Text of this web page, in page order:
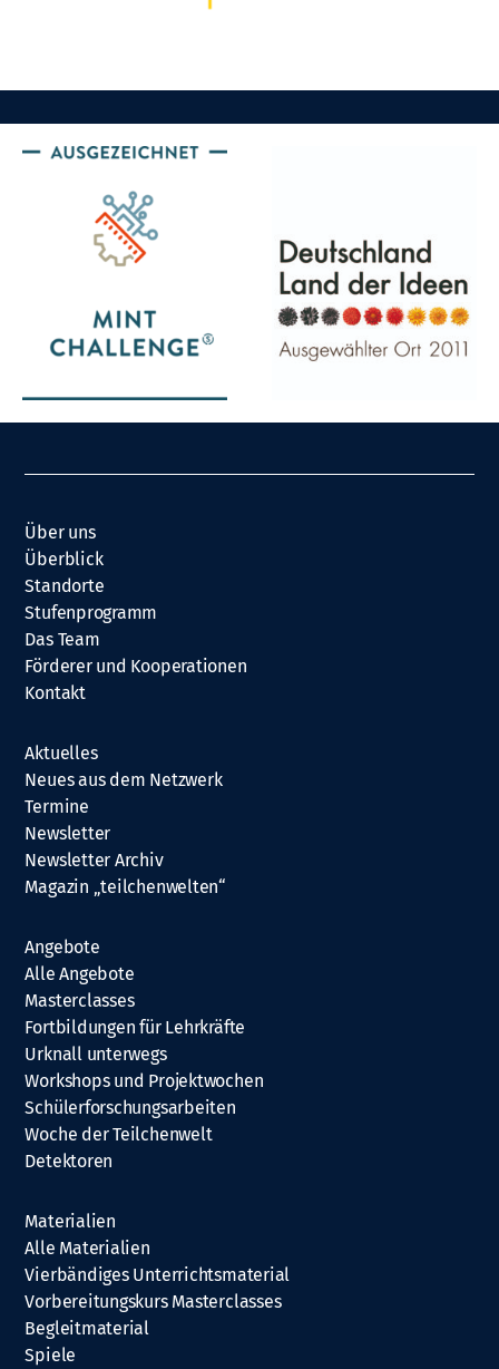
Über uns
Überblick
Standorte
Stufenprogramm
Das Team
Förderer und Kooperationen
Kontakt
Aktuelles
Neues aus dem Netzwerk
Termine
Newsletter
Newsletter Archiv
Magazin „teilchenwelten“
Angebote
Alle Angebote
Masterclasses
Fortbildungen für Lehrkräfte
Urknall unterwegs
Workshops und Projektwochen
Schülerforschungsarbeiten
Woche der Teilchenwelt
Detektoren
Materialien
Alle Materialien
Vierbändiges Unterrichtsmaterial
Vorbereitungskurs Masterclasses
Begleitmaterial
Spiele